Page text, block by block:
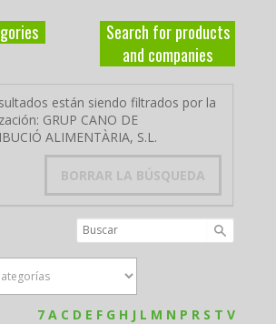
Search for products
and companies
están siendo filtrados por la
GRUP CANO DE
ALIMENTÀRIA, S.L.
BORRAR LA BÚSQUEDA
7 A C D E F G H J L M N P R S T V